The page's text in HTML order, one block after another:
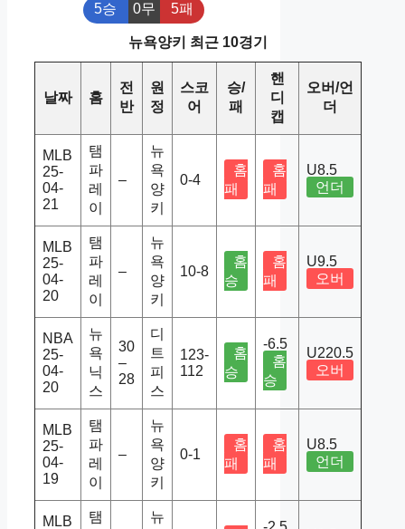
5승 0무 5패
뉴욕양키 최근 10경기
날짜 홈
전
반
원
정
스코
어
승/
패
핸
디
캡
오버/언
더
MLB
25-
04-
21
탬
파
레
이
–
뉴
욕
양
키
0-4
홈
패
홈
패
U8.5
언더
MLB
25-
04-
20
탬
파
레
이
–
뉴
욕
양
키
10-8
홈
승
홈
패
U9.5
오버
NBA
25-
04-
20
뉴
욕
닉
스
30
–
28
디
트
피
스
123-
112
홈
승
-6.5
홈
승
U220.5
오버
MLB
25-
04-
19
탬
파
레
이
–
뉴
욕
양
키
0-1
홈
패
홈
패
U8.5
언더
MLB
탬
뉴